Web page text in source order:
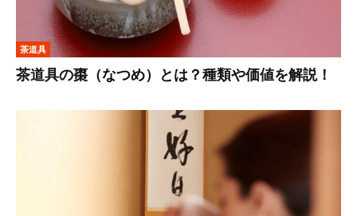
茶道具
茶道具の棗（なつめ）とは？種類や価値を解説！